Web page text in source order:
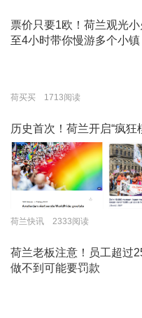
票价只要1欧！荷兰观光
至4小时带你慢游多个小镇
荷买买 1713阅读
历史首次！荷兰开启“疯
荷兰快讯 2333阅读
荷兰老板注意！员工超过
做不到可能要罚款